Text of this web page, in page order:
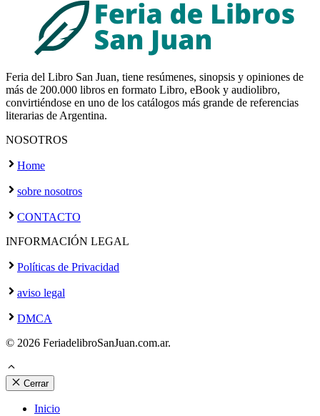
Feria del Libro San Juan, tiene resúmenes, sinopsis y opiniones de
más de 200.000 libros en formato Libro, eBook y audiolibro,
convirtiéndose en uno de los catálogos más grande de referencias
literarias de Argentina.
NOSOTROS
Home
sobre nosotros
CONTACTO
INFORMACIÓN LEGAL
Políticas de Privacidad
aviso legal
DMCA
© 2026 FeriadelibroSanJuan.com.ar.
Cerrar
Inicio